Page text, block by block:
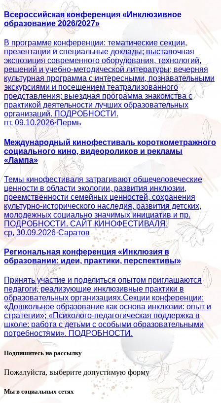
Всероссийская конференция «Инклюзивное
образование 2026/2027»
В программе конференции: тематические секции,
презентации и специальные доклады; выставочная
экспозиция современного оборудования, технологий,
решений и учебно-методической литературы; вечерняя
культурная программа с интересными, познавательными
экскурсиями и посещением театрализованного
представления; выездная программа знакомства с
практикой деятельности лучших образовательных
организаций. ПОДРОБНОСТИ.
пт, 09.10.2026·Пермь
Международный кинофестиваль короткометражного
социального кино, видеороликов и рекламы
«Лампа»
Темы кинофестиваля затрагивают общечеловеческие
ценности в области экологии, развития инклюзии,
преемственности семейных ценностей, сохранения
культурно-исторического наследия, развития детских,
молодежных социально значимых инициатив и пр.
ПОДРОБНОСТИ. САЙТ КИНОФЕСТИВАЛЯ.
ср, 30.09.2026·Саратов
Региональная конференция «Инклюзия в
образовании: идеи, практики, перспективы»
Принять участие и поделиться опытом приглашаются
педагоги, реализующие инклюзивные практики в
образовательных организациях.Секции конференции:
«Дошкольное образование как основа инклюзии: опыт и
стратегии»; «Психолого‑педагогическая поддержка в
школе: работа с детьми с особыми образовательными
потребностями». ПОДРОБНОСТИ.
Подпишитесь на рассылку
Пожалуйста, выберите допустимую форму
Мы в социальных сетях